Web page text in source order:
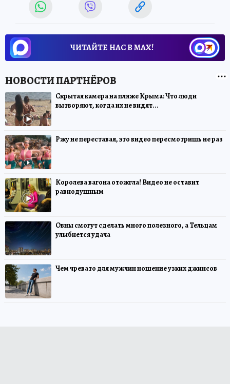
ЧИТАЙТЕ НАС В МАХ!
Скрытая камера на пляже Крыма: Что люди
вытворяют, когда их не видят...
Ржу не переставая, это видео пересмотришь не раз
Королева вагона отожгла! Видео не оставит
равнодушным
Овны смогут сделать много полезного, а Тельцам
улыбнется удача
Чем чревато для мужчин ношение узких джинсов